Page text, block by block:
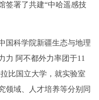
签署了共建“中哈遥感技
科学院新疆生态与地理
力 阿不都外力率团于11
比国立大学，就实验室
领域、人才培养等分别同